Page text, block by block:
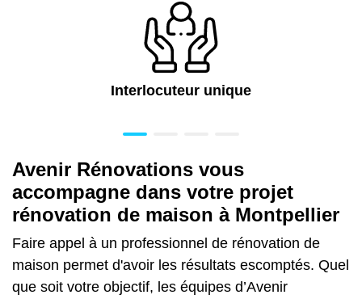
Interlocuteur unique
Avenir Rénovations vous
accompagne dans votre projet
rénovation de maison à Montpellier
Faire appel à un professionnel de rénovation de
maison permet d'avoir les résultats escomptés. Quel
que soit votre objectif, les équipes d’Avenir